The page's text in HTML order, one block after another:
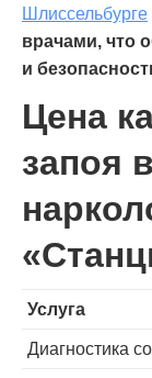
Шлиссельбурге
врачами, что
и
Цена
запоя в
Услуга
Диагностика